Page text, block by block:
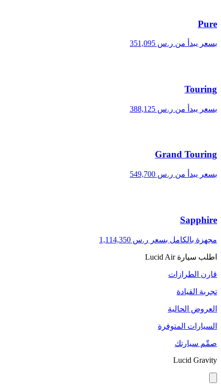
Pure
بسعر يبدأ من ر.س 351,095
Touring
بسعر يبدأ من ر.س 388,125
Grand Touring
بسعر يبدأ من ر.س 549,700
Sapphire
مجهزة بالكامل بسعر ر.س 1,114,350
اطلب سيارة Lucid Air
قارن الطرازات
تجربة القيادة
العروض الحالية
السيارات المتوفرة
صمِّم سيارتك
Lucid Gravity